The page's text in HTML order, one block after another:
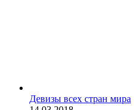
Девизы всех стран мира